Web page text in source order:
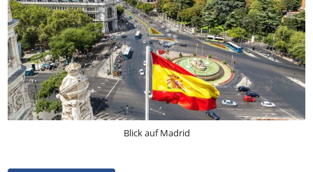
Blick auf Madrid